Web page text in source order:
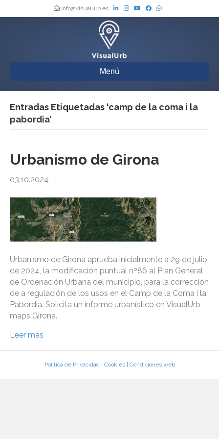
info@visualurb.es
Menú
Entradas Etiquetadas ‘camp de la coma i la
pabordia’
Urbanismo de Girona
03.10.2024
Urbanismo de Girona aprueba inicialmente a 29 de julio
de 2024, la modificación puntual nº86 al Plan General
de Ordenación Urbana del municipio, para la corrección
de a regulación de los usos en el Camp de la Coma i la
Pabordia. Solicita un informe urbanístico en VisualUrb-
maps Girona.
Leer más
Política de Privacidad| Cookies| Condiciones web